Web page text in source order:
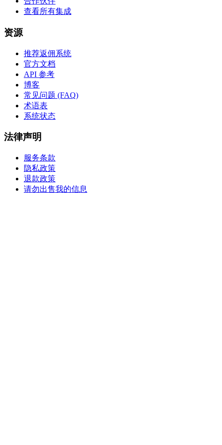
查看所有集成
资源
推荐返佣系统
官方文档
API 参考
博客
常见问题 (FAQ)
术语表
系统状态
法律声明
服务条款
隐私政策
退款政策
请勿出售我的信息